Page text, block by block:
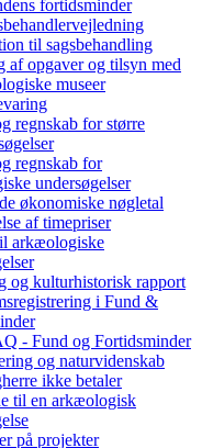
fortidsminder
til sagsbehandling
af opgaver og tilsyn med
museer
regnskab for større
regnskab for
undersøgelser
økonomiske nøgletal
af timepriser
arkæologiske
og kulturhistorisk rapport
i Fund &
- Fund og Fortidsminder
og naturvidenskab
ikke betaler
til en arkæologisk
på projekter